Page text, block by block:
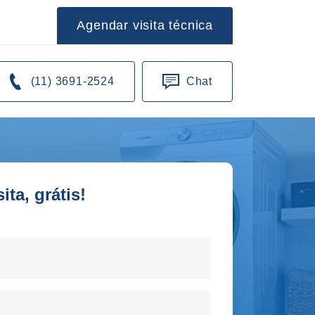
Agendar visita técnica
(11) 3691-2524 Chat
grátis!